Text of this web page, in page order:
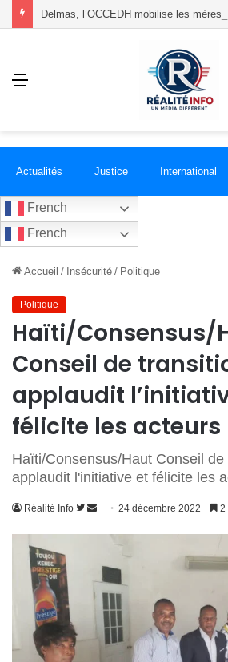
Menu
Actualités Justice International
French
French
Accueil / Insécurité / Politique
Politique
Haïti/Consensus/
Conseil de
applaudit
félicite les acteurs
Haïti/Consensus/Haut Conseil
applaudit l'initiative et félicite les
Réalité Info
Suivre
Envoyer
courriel
24 décembre 2022 2